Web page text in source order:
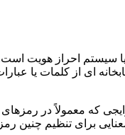
سیستم احراز هویت است.
ای از کلمات یا
که معمولاً در
برای تنظیم چنین